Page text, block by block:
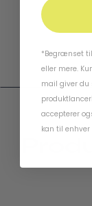
*Begrænset
eller mere.
mail giver du
accepterer
kan til